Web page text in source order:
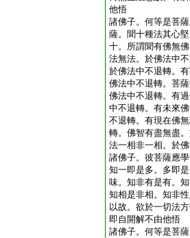
他悟
諸佛子。何等是菩
薩。聞十種法其心
十。所謂聞有佛無
法無法。於佛法中
於佛法中不退轉。
佛法中不退轉。菩
佛法中不退轉。有
中不退轉。有未來
不退轉。有現在佛
轉。佛智有盡無盡
法一相非一相。於
諸佛子。彼菩薩應
知一即是多。多即
味。知非有是有。
知相是非相。知非
以故。欲於一切法
即自開解不由他悟
諸佛子。何等是菩